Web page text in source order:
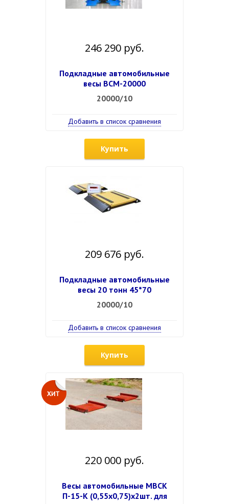
246 290 руб.
Подкладные автомобильные
весы ВСМ-20000
20000/10
Добавить в список сравнения
Купить
209 676 руб.
Подкладные автомобильные
весы 20 тонн 45*70
20000/10
Добавить в список сравнения
Купить
220 000 руб.
Весы автомобильные МВСК
П-15-К (0,55х0,75)х2шт. для